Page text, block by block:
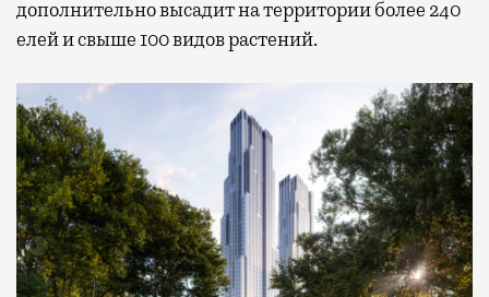
дополнительно высадит на территории более 240
елей и свыше 100 видов растений.